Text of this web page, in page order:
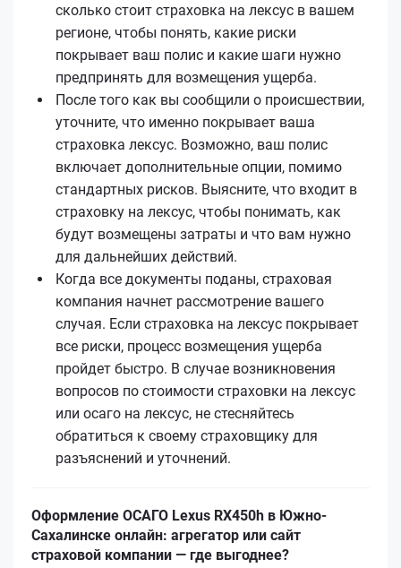
сколько стоит страховка на лексус в вашем
регионе, чтобы понять, какие риски
покрывает ваш полис и какие шаги нужно
предпринять для возмещения ущерба.
После того как вы сообщили о происшествии,
уточните, что именно покрывает ваша
страховка лексус. Возможно, ваш полис
включает дополнительные опции, помимо
стандартных рисков. Выясните, что входит в
страховку на лексус, чтобы понимать, как
будут возмещены затраты и что вам нужно
для дальнейших действий.
Когда все документы поданы, страховая
компания начнет рассмотрение вашего
случая. Если страховка на лексус покрывает
все риски, процесс возмещения ущерба
пройдет быстро. В случае возникновения
вопросов по стоимости страховки на лексус
или осаго на лексус, не стесняйтесь
обратиться к своему страховщику для
разъяснений и уточнений.
Оформление ОСАГО Lexus RX450h в Южно-
Сахалинске онлайн: агрегатор или сайт
страховой компании — где выгоднее?